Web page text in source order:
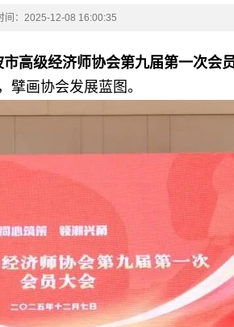
间：2025-12-08 16:00:35
市高级经济师协会第九届第一次会
擘画协会发展蓝图。